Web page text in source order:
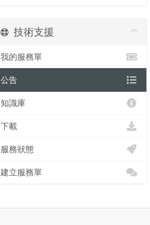
技術支援
我的服務單
公告
知識庫
下載
服務狀態
建立服務單